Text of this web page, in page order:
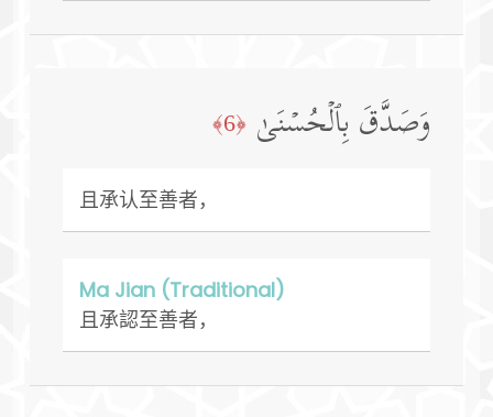
وَصَدَّقَ بِٱلۡحُسۡنَىٰ ﴿6﴾
且承认至善者，
Ma Jian (Traditional)
且承認至善者，